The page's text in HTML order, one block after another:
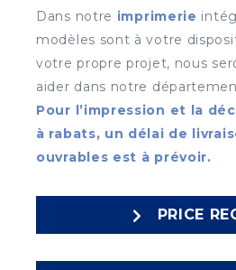
Dans notre imprimerie
modèles sont à votre
votre propre projet, nous
aider dans notre
Pour l’impression et la
à rabats, un délai de
ouvrables est à prévoir.
PRICE